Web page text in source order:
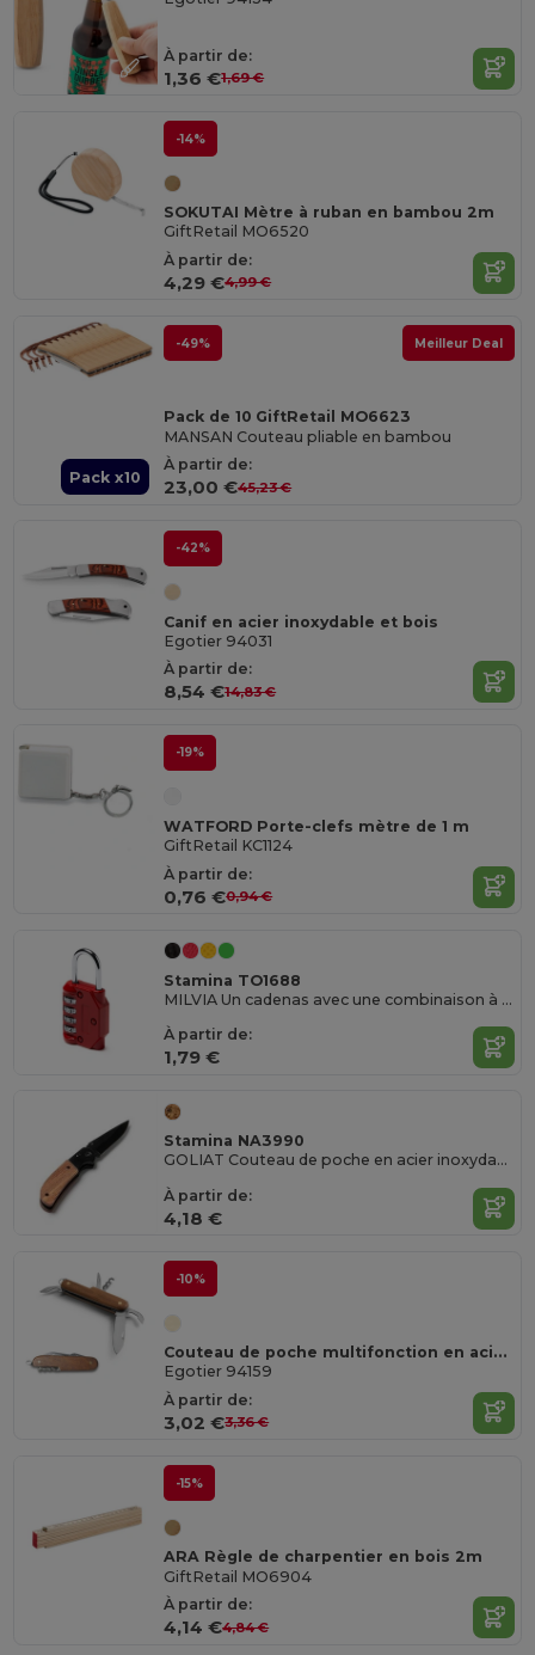
À partir de:
1,36 €1,69 €
-14%
SOKUTAI Mètre à ruban en bambou 2m
GiftRetail MO6520
À partir de:
4,29 €4,99 €
Pack x10
-49% Meilleur Deal
Pack de 10 GiftRetail MO6623
MANSAN Couteau pliable en bambou
À partir de:
23,00 €45,23 €
-42%
Canif en acier inoxydable et bois
Egotier 94031
À partir de:
8,54 €14,83 €
-19%
WATFORD Porte-clefs mètre de 1 m
GiftRetail KC1124
À partir de:
0,76 €0,94 €
Stamina TO1688
MILVIA Un cadenas avec une combinaison à 4 chiffres
À partir de:
1,79 €
Stamina NA3990
GOLIAT Couteau de poche en acier inoxydable avec lame noir et manche en bois naturel
À partir de:
4,18 €
-10%
Couteau de poche multifonction en acier inoxydable et bois
Egotier 94159
À partir de:
3,02 €3,36 €
-15%
ARA Règle de charpentier en bois 2m
GiftRetail MO6904
À partir de:
4,14 €4,84 €